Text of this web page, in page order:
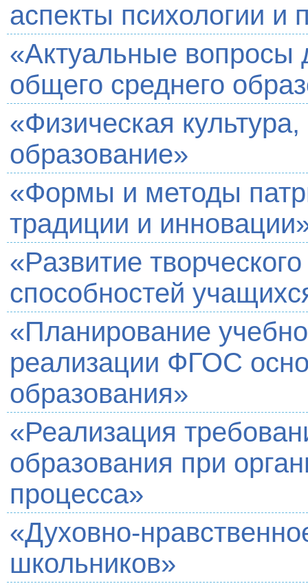
аспекты психологии и
«Актуальные вопросы
общего среднего
«Физическая
образование»
«Формы и методы
традиции и
«Развитие
способностей
«Планирование
реализации ФГОС
образования»
«Реализация
образования при
процесса»
«Духовно-
школьников»